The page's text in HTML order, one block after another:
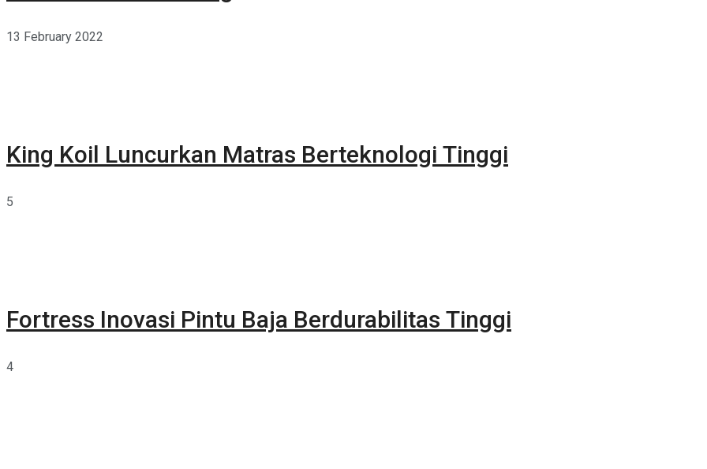
13 February 2022
King Koil Luncurkan Matras Berteknologi Tinggi
5
Fortress Inovasi Pintu Baja Berdurabilitas Tinggi
4